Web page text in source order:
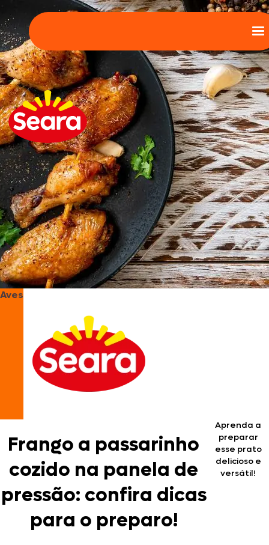
Aves
Frango a passarinho
cozido na panela de
pressão: confira dicas
para o preparo!
Aprenda a
preparar
esse prato
delicioso e
versátil!